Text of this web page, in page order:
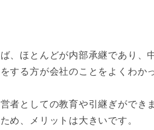
、ほとんどが内部承継であり、
する方が会社のことをよくわか
者としての教育や引継ぎができ
め、メリットは大きいです。